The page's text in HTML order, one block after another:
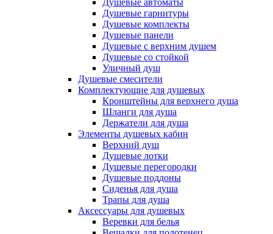
Душевые автоматы
Душевые гарнитуры
Душевые комплекты
Душевые панели
Душевые с верхним душем
Душевые со стойкой
Уличный душ
Душевые смесители
Комплектующие для душевых
Кронштейны для верхнего душа
Шланги для душа
Держатели для душа
Элементы душевых кабин
Верхний душ
Душевые лотки
Душевые перегородки
Душевые поддоны
Сиденья для душа
Трапы для душа
Аксессуары для душевых
Веревки для белья